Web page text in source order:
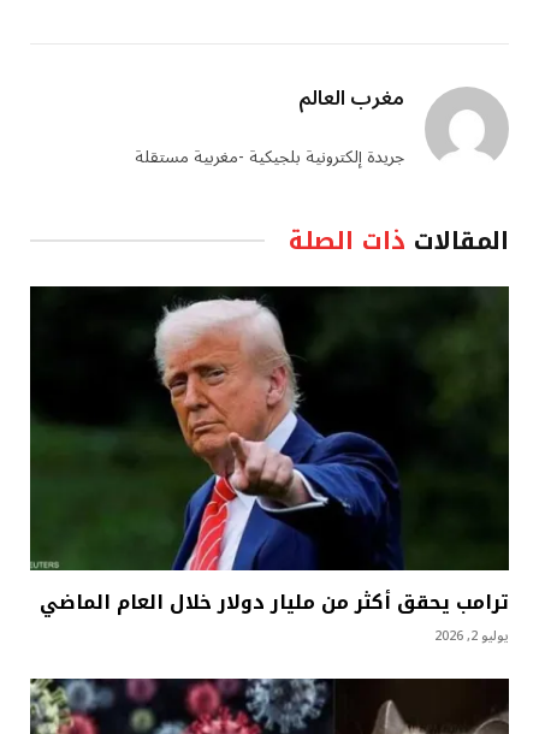
مغرب العالم
جريدة إلكترونية بلجيكية -مغربية مستقلة
المقالات ذات الصلة
ترامب يحقق أكثر من مليار دولار خلال العام الماضي
يوليو 2, 2026